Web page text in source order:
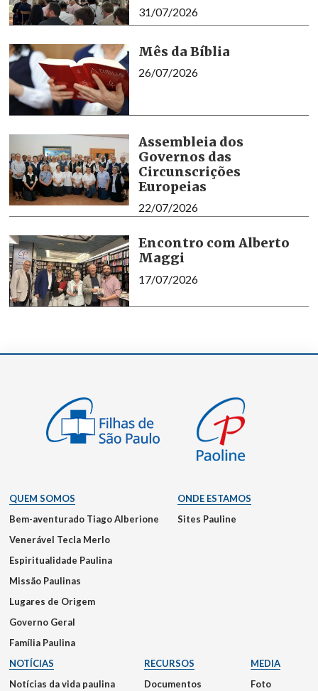
31/07/2026
Mês da Bíblia
26/07/2026
Assembleia dos
Governos das
Circunscrições
Europeias
22/07/2026
Encontro com Alberto
Maggi
17/07/2026
QUEM SOMOS
Bem-aventurado Tiago Alberione
Venerável Tecla Merlo
Espiritualidade Paulina
Missão Paulinas
Lugares de Origem
Governo Geral
Família Paulina
ONDE ESTAMOS
Sites Pauline
NOTÍCIAS
Notícias da vida paulina
RECURSOS
Documentos
MEDIA
Foto